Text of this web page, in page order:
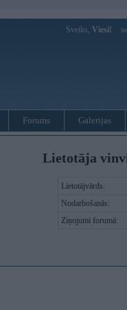
Sveiks, Viesi!
Forums Galerijas
Lietotāja
Lietotājvārds:
Nodarbošanās:
Ziņojumi forumā: